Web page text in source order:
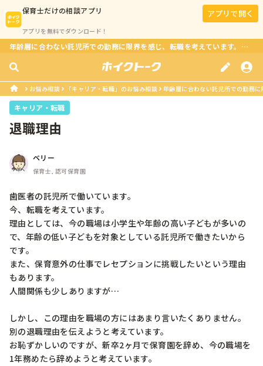
保育士だけの相談アプリ
アプリを無料でダウンロード！
アプリで開く
年齢層に合わない託児所での勤務に限界を感じ、転職を考えています。新しい職場で保育以外の仕事にも挑戦し
お悩み相談 「キャリア・転職」のお悩み相談 年齢層に合わない託児所での勤務
キャリア・転職
退職理由
ベリー
保育士, 認可保育園
歯医者の託児所で働いています。
今、転職を考えています。
理由としては、今の職場は小学生や年齢の高い子どもが多いの
で、年齢の低い子どもを対象としている託児所で働きたいから
です。
また、保育意外の仕事でレセプションに挑戦したいという理由
もあります。
人間関係も少しありますが…
しかし、この理由を職場の方にはあまり言いたくありません。
別の退職理由を伝えようと考えています。
お恥ずかしいのですが、新卒2ヶ月で保育園を辞め、今の職場を
1年務めたら辞めようと考えています。